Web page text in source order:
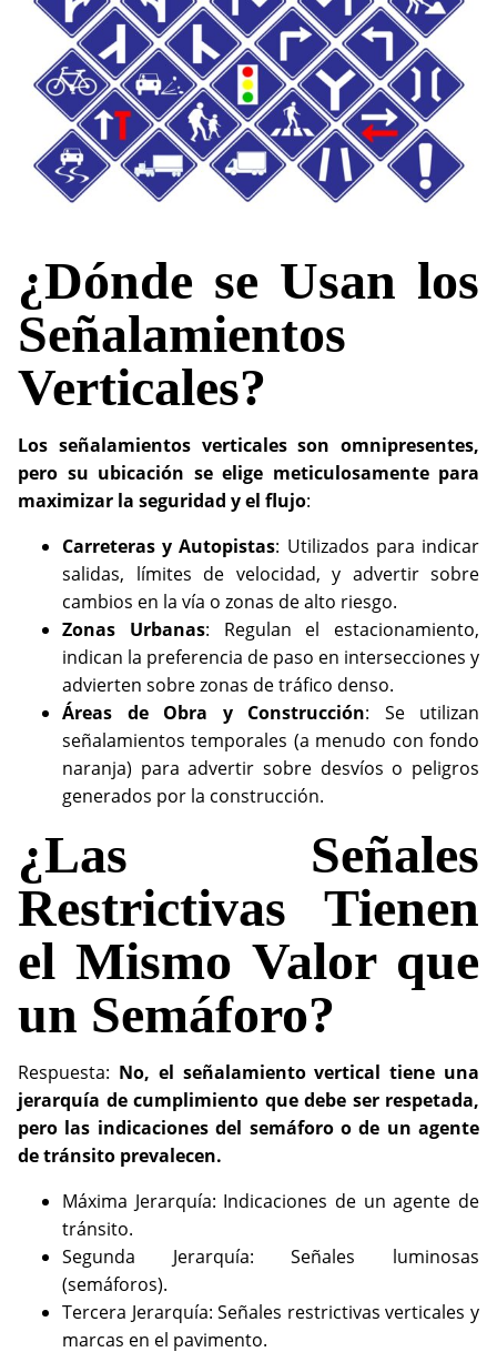
¿Dónde se Usan los
Señalamientos
Verticales?
Los señalamientos verticales son omnipresentes,
pero su ubicación se elige meticulosamente para
maximizar la seguridad y el flujo:
Carreteras y Autopistas: Utilizados para indicar
salidas, límites de velocidad, y advertir sobre
cambios en la vía o zonas de alto riesgo.
Zonas Urbanas: Regulan el estacionamiento,
indican la preferencia de paso en intersecciones y
advierten sobre zonas de tráfico denso.
Áreas de Obra y Construcción: Se utilizan
señalamientos temporales (a menudo con fondo
naranja) para advertir sobre desvíos o peligros
generados por la construcción.
¿Las Señales
Restrictivas Tienen
el Mismo Valor que
un Semáforo?
Respuesta: No, el señalamiento vertical tiene una
jerarquía de cumplimiento que debe ser respetada,
pero las indicaciones del semáforo o de un agente
de tránsito prevalecen.
Máxima Jerarquía: Indicaciones de un agente de
tránsito.
Segunda Jerarquía: Señales luminosas
(semáforos).
Tercera Jerarquía: Señales restrictivas verticales y
marcas en el pavimento.